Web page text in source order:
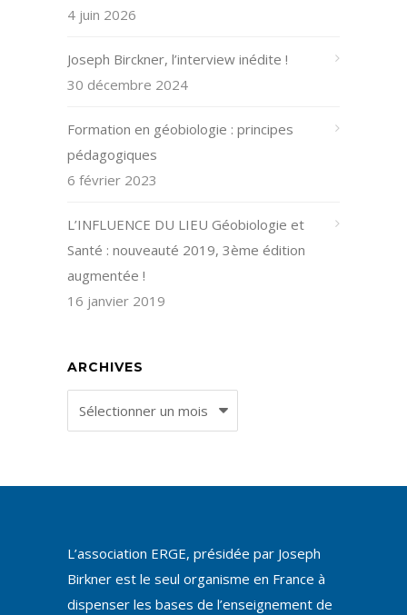
4 juin 2026
Joseph Birckner, l’interview inédite !
30 décembre 2024
Formation en géobiologie : principes
pédagogiques
6 février 2023
L’INFLUENCE DU LIEU Géobiologie et
Santé : nouveauté 2019, 3ème édition
augmentée !
16 janvier 2019
ARCHIVES
Archives
L’association ERGE, présidée par Joseph
Birkner est le seul organisme en France à
dispenser les bases de l’enseignement de